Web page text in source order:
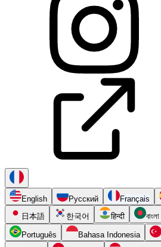
English Русский Français
日本語
한국어 हिन्दी বাংলা
Português Bahasa Indonesia